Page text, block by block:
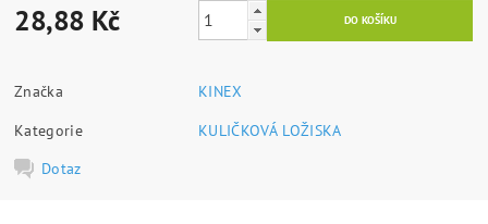
28,88 Kč
Značka
KINEX
Kategorie
KULIČKOVÁ LOŽISKA
Dotaz